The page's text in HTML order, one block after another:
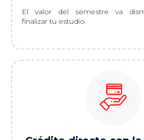
El valor del semestre va
finalizar tu estudio.